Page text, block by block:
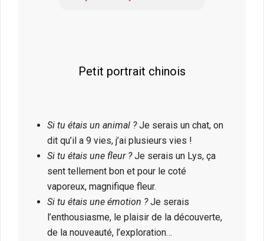
Petit portrait chinois
Si tu étais un animal ?Je serais un chat, on
dit qu’il a 9 vies, j’ai plusieurs vies !
Si tu étais une fleur ?Je serais un Lys, ça
sent tellement bon et pour le coté
vaporeux, magnifique fleur.
Si tu étais une émotion ?Je serais
l’enthousiasme, le plaisir de la découverte,
de la nouveauté, l’exploration…